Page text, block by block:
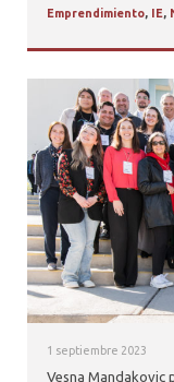
Emprendimiento, IE,
1 septiembre 2023
Vesna Mandakovic